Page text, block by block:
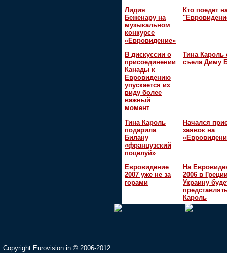
Лидия
Беженару на
музыкальном
конкурсе
«Евровидение»
Кто поедет
В дискуссии о
присоединении
Канады к
Евровидению
упускается из
виду более
важный
момент
Тина Кароль
съела Диму
Тина Кароль
подарила
Билану
«французский
поцелуй»
Начался
заявок на
Евровидение
2007 уже не за
горами
На
2006 в
Украину
Кароль
Copyright Eurovision.in © 2006-2012